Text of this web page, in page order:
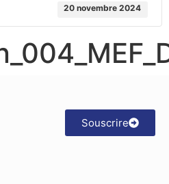
20 novembre 2024
Souscrire